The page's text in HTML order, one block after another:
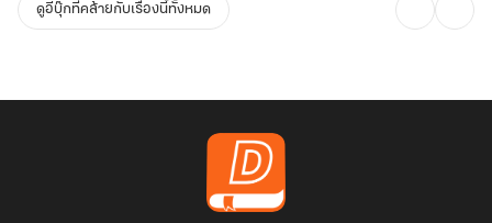
ดูอีบุ๊กที่คล้ายกับเรื่องนี้ทั้งหมด